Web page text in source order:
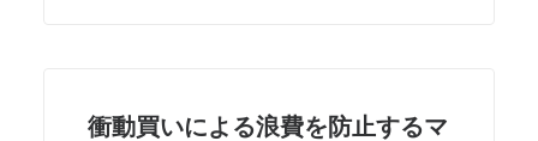
衝動買いによる浪費を防止するマ